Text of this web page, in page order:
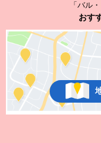
「バル
おす